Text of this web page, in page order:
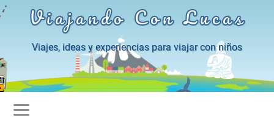
Viajando Con Lucas
Viajes, ideas y experiencias para viajar con niños